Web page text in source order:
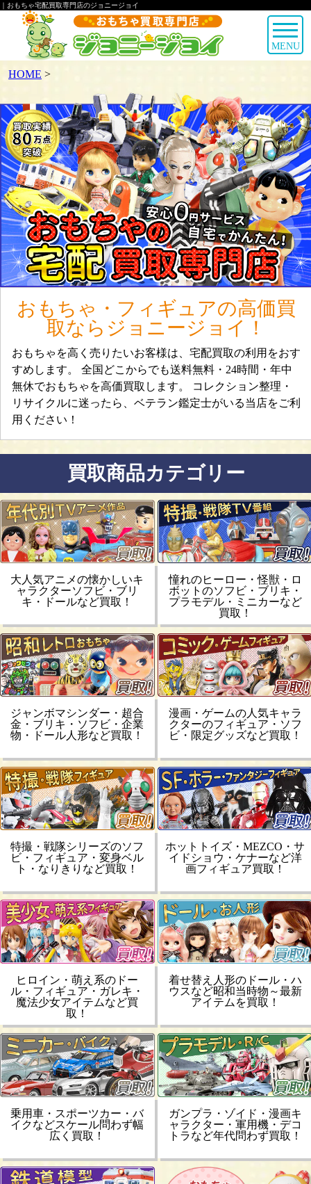
｜おもちゃ宅配買取専門店のジョニージョイ
MENU
HOME >
おもちゃ・フィギュアの高価買
取ならジョニージョイ！
おもちゃを高く売りたいお客様は、宅配買取の利用をおす
すめします。 全国どこからでも送料無料・24時間・年中
無休でおもちゃを高価買取します。 コレクション整理・
リサイクルに迷ったら、ベテラン鑑定士がいる当店をご利
用ください！
買取商品カテゴリー
大人気アニメの懐かしいキ
ャラクターソフビ・ブリ
キ・ドールなど買取！
憧れのヒーロー・怪獣・ロ
ボットのソフビ・ブリキ・
プラモデル・ミニカーなど
買取！
ジャンボマシンダー・超合
金・ブリキ・ソフビ・企業
物・ドール人形など買取！
漫画・ゲームの人気キャラ
クターのフィギュア・ソフ
ビ・限定グッズなど買取！
特撮・戦隊シリーズのソフ
ビ・フィギュア・変身ベル
ト・なりきりなど買取！
ホットトイズ・MEZCO・サ
イドショウ・ケナーなど洋
画フィギュア買取！
ヒロイン・萌え系のドー
ル・フィギュア・ガレキ・
魔法少女アイテムなど買
取！
着せ替え人形のドール・ハ
ウスなど昭和当時物～最新
アイテムを買取！
乗用車・スポーツカー・バ
イクなどスケール問わず幅
広く買取！
ガンプラ・ゾイド・漫画キ
ャラクター・軍用機・デコ
トラなど年代問わず買取！